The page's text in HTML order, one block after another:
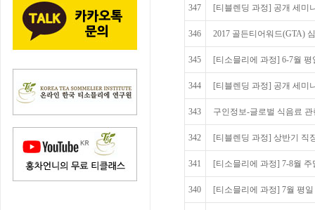
347 [티블렌딩 과정] 공개 세미
346 2017 골든티어워드(GTA)
345 [티소믈리에 과정] 6-7월
344 [티블렌딩 과정] 공개 세미
343 구인정보-글로벌 식음료
342 [티블렌딩 과정] 상반기 직
341 [티소믈리에 과정] 7-8월
340 [티소믈리에 과정] 7월 평